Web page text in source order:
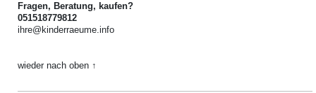
Fragen, Beratung, kaufen?
051518779812
ihre@kinderraeume.info
wieder nach oben ↑